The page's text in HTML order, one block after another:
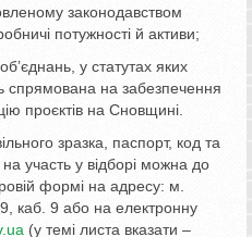
законодавством
потужності й активи;
у статутах яких
спрямована на забезпечення
проєктів на Сновщині.
зразка, паспорт, код та
участь у відборі можна до
формі на адресу: м.
каб. 9 або на електронну
(у темі листа вказати –